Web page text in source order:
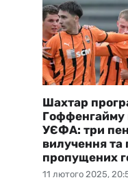
11 лютого 2025,
Шахтар
Гоффенгайму
УЄФА: три
вилучення та
пропущених